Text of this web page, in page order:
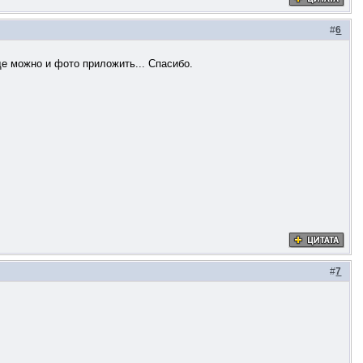
#6
можно и фото приложить... Спасибо.
#7